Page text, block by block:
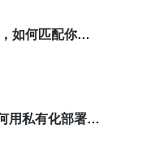
2026知识付费工具选型指南：从课程到源码，如何匹配你的变现路径？
当知识付费平台频繁抽佣与课程下架，我如何用私有化部署系统守护学员数据